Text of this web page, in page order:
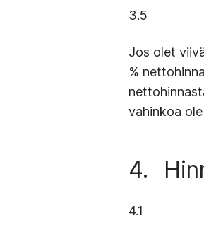
3.5
Jos olet
%
vahinkoa
4.
4.1